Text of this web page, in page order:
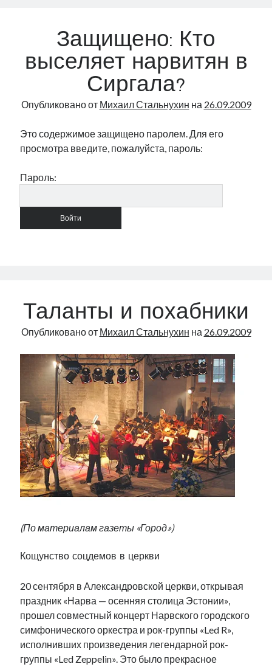
Защищено: Кто
выселяет нарвитян в
Сиргала?
Опубликовано от Михаил Стальнухин на 26.09.2009
Это содержимое защищено паролем. Для его
просмотра введите, пожалуйста, пароль:
Пароль:
Таланты и похабники
Опубликовано от Михаил Стальнухин на 26.09.2009
(По материалам газеты «Город»)
Кощунство соцдемов в церкви
20 сентября в Александровской церкви, открывая
праздник «Нарва — осенняя столица Эстонии»,
прошел совместный концерт Нарвского городского
симфонического оркестра и рок-группы «Led R»,
исполнивших произведения легендарной рок-
группы «Led Zeppelin». Это было прекрасное